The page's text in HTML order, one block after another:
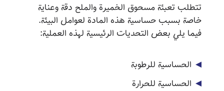
تتطلب تعبئة مسحوق الخميرة والملح دقة وعناية
خاصة بسبب حساسية هذه المادة لعوامل البيئة.
فيما يلي بعض التحديات الرئيسية لهذه العملية:
الحساسية للرطوبة
الحساسية للحرارة